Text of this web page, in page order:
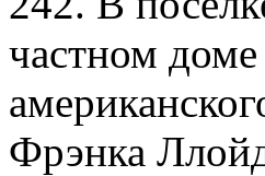
частном
Фрэнка